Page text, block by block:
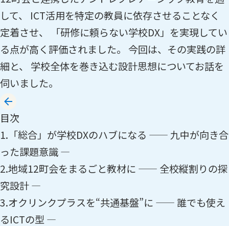
して、 ICT活用を特定の教員に依存させることなく
定着させ、 「研修に頼らない学校DX」を実現してい
る点が高く評価されました。 今回は、その実践の詳
細と、 学校全体を巻き込む設計思想についてお話を
伺いました。
目次
1.「総合」が学校DXのハブになる —— 九中が向き合
った課題意識 ―
2.地域12町会をまるごと教材に —— 全校縦割りの探
究設計 ―
3.オクリンクプラスを“共通基盤”に —— 誰でも使え
るICTの型 ―